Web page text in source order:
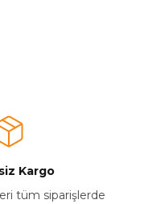
Kargo
tüm siparişlerde